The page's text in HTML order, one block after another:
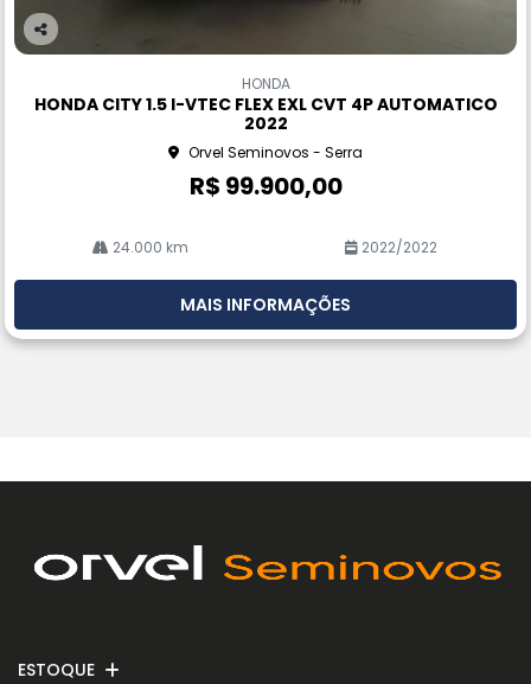
Co
pa
rtil
HONDA
HONDA CITY 1.5 I-VTEC FLEX EXL CVT 4P AUTOMATICO
2022
Orvel Seminovos - Serra
R$ 99.900,00
24.000 km 2022/2022
MAIS INFORMAÇÕES
ESTOQUE